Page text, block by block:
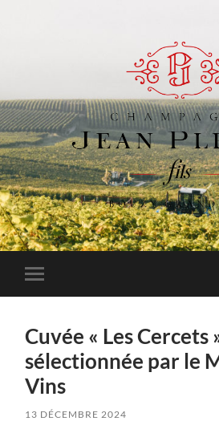
Jean
Plener
Toggle
mobile
Cuvée « Les Cercets
sélectionnée par le
Vins
13 DÉCEMBRE 2024